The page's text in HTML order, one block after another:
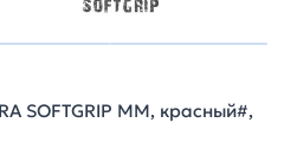
SOFTGRIP MM, красный#,